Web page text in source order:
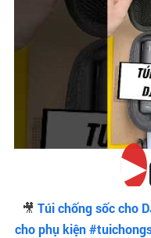
▶
🎥 Túi chống sốc cho
cho phụ kiện